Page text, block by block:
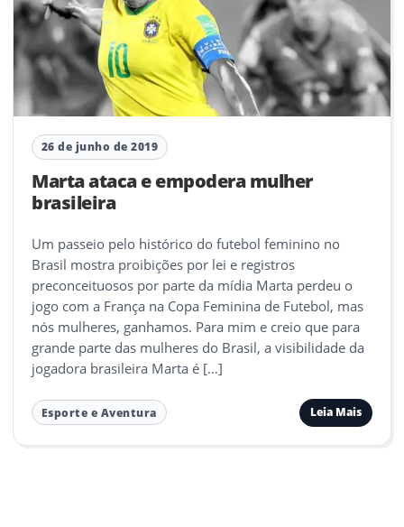
26 de junho de 2019
Marta ataca e empodera mulher
brasileira
Um passeio pelo histórico do futebol feminino no
Brasil mostra proibições por lei e registros
preconceituosos por parte da mídia Marta perdeu o
jogo com a França na Copa Feminina de Futebol, mas
nós mulheres, ganhamos. Para mim e creio que para
grande parte das mulheres do Brasil, a visibilidade da
jogadora brasileira Marta é […]
Esporte e Aventura Leia Mais